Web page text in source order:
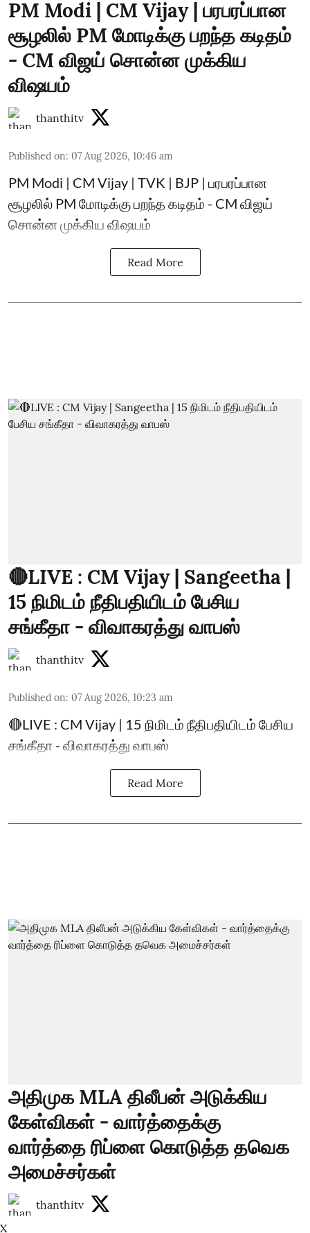
PM Modi | CM Vijay | பரபரப்பான
சூழலில் PM மோடிக்கு பறந்த கடிதம்
- CM விஜய் சொன்ன முக்கிய
விஷயம்
thanthitv
Published on: 07 Aug 2026, 10:46 am
PM Modi | CM Vijay | TVK | BJP | பரபரப்பான
சூழலில் PM மோடிக்கு பறந்த கடிதம் - CM விஜய்
சொன்ன முக்கிய விஷயம்
Read More
🔴LIVE : CM Vijay | Sangeetha |
15 நிமிடம் நீதிபதியிடம் பேசிய
சங்கீதா - விவாகரத்து வாபஸ்
thanthitv
Published on: 07 Aug 2026, 10:23 am
🔴LIVE : CM Vijay | 15 நிமிடம் நீதிபதியிடம் பேசிய
சங்கீதா - விவாகரத்து வாபஸ்
Read More
அதிமுக MLA திலீபன் அடுக்கிய
கேள்விகள் - வார்த்தைக்கு
வார்த்தை ரிப்ளை கொடுத்த தவெக
அமைச்சர்கள்
thanthitv
X